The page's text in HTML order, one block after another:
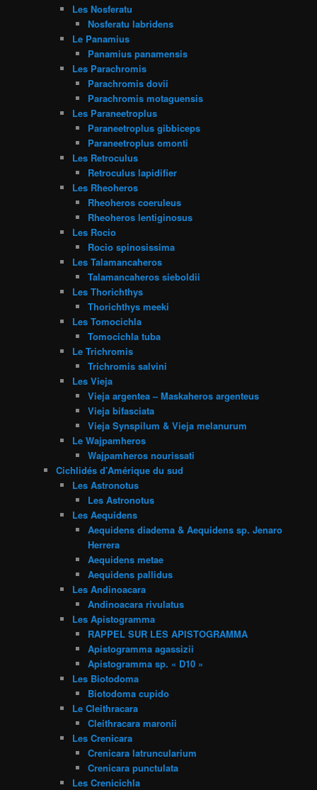
Les Nosferatu
Nosferatu labridens
Le Panamius
Panamius panamensis
Les Parachromis
Parachromis dovii
Parachromis motaguensis
Les Paraneetroplus
Paraneetroplus gibbiceps
Paraneetroplus omonti
Les Retroculus
Retroculus lapidifier
Les Rheoheros
Rheoheros coeruleus
Rheoheros lentiginosus
Les Rocio
Rocio spinosissima
Les Talamancaheros
Talamancaheros sieboldii
Les Thorichthys
Thorichthys meeki
Les Tomocichla
Tomocichla tuba
Le Trichromis
Trichromis salvini
Les Vieja
Vieja argentea – Maskaheros argenteus
Vieja bifasciata
Vieja Synspilum & Vieja melanurum
Le Wajpamheros
Wajpamheros nourissati
Cichlidés d’Amérique du sud
Les Astronotus
Les Astronotus
Les Aequidens
Aequidens diadema & Aequidens sp. Jenaro
Herrera
Aequidens metae
Aequidens pallidus
Les Andinoacara
Andinoacara rivulatus
Les Apistogramma
RAPPEL SUR LES APISTOGRAMMA
Apistogramma agassizii
Apistogramma sp. « D10 »
Les Biotodoma
Biotodoma cupido
Le Cleithracara
Cleithracara maronii
Les Crenicara
Crenicara latruncularium
Crenicara punctulata
Les Crenicichla